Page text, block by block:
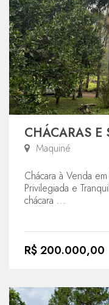
CHÁCARAS E
Maquiné
Chácara à Venda
Privilegiada e
chácara ...
R$ 200.000,00